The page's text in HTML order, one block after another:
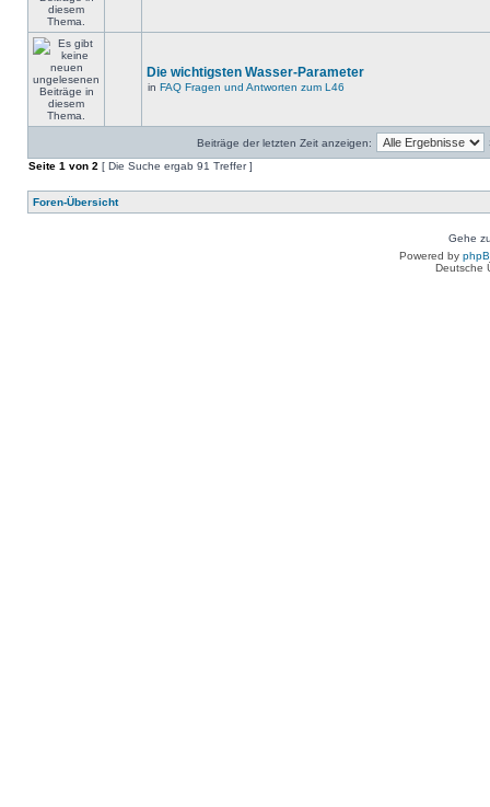
Die wichtigsten Wasser-Parameter
in FAQ Fragen und Antworten zum L46
Beiträge der letzten Zeit anzeigen:
Seite 1 von 2 [ Die Suche ergab 91 Treffer ]
Foren-Übersicht
Gehe
Powered by
Deutsche